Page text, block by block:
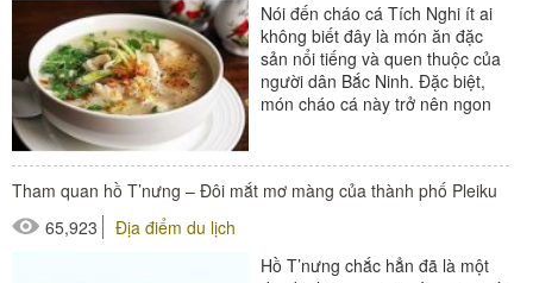
Nói đến cháo cá Tích Nghi ít ai
không biết đây là món ăn đặc
sản nổi tiếng và quen thuộc của
người dân Bắc Ninh. Đặc biệt,
món cháo cá này trở nên ngon
Tham quan hồ T’nưng – Đôi mắt mơ màng của thành phố Pleiku
65,923
Địa điểm du lịch
Hồ T’nưng chắc hẳn đã là một